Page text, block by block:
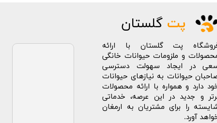
پت گلستان
پت گلستان با ارائه
و ملزومات حیوانات خانگی
در ایجاد سهولت دسترسی
حیوانات به نیازهای حیوانات
دارد و همواره با ارائه محصولات
و جدید در این عرصه، خدماتی
را برای مشتریان به ارمغان
آورد.